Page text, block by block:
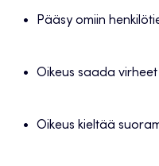
Pääsy omiin
Oikeus saada
Oikeus kieltää